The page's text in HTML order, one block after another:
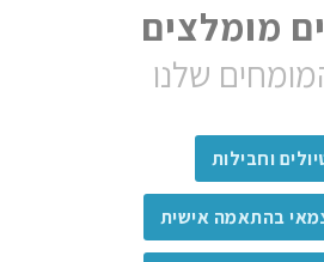
מומלצים
שלנו
וחבילות
בהתאמה אישית